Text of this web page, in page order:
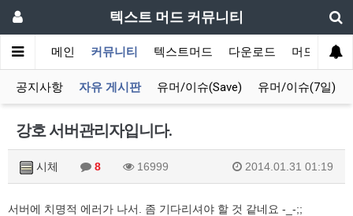
텍스트 머드 커뮤니티
메인 커뮤니티 텍스트머드 다운로드 머드 잡담
공지사항 자유 게시판 유머/이슈(Save) 유머/이슈(7일)
강호 서버관리자입니다.
시체 8 16999 2014.01.31 01:19
서버에 치명적 에러가 나서. 좀 기다리셔야 할 것 같네요 -_-;;